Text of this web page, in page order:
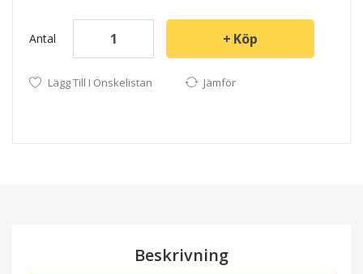
Antal Köp
Lägg Till I Önskelistan Jämför
Beskrivning